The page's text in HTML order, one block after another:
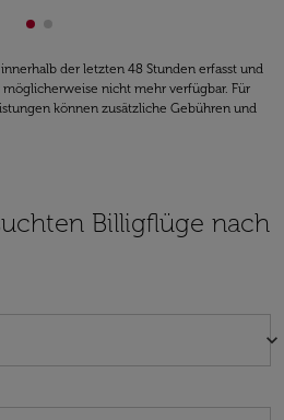
zeigt cmp-pagination-
zeigt cmp-pagination-
der letzten 48 Stunden erfasst und
nicht mehr verfügbar. Für
können zusätzliche Gebühren und
Billigflüge nach
keyboard_arrow_down